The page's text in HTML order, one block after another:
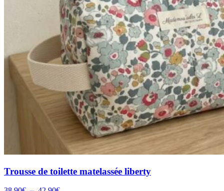
Trousse de toilette matelassée liberty